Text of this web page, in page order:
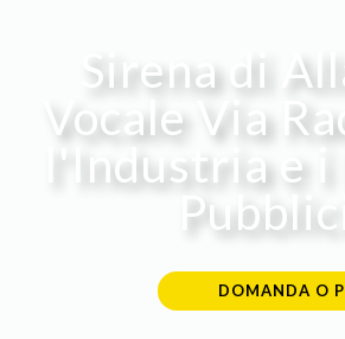
Sirena di
Vocale Via
l'Industria e i
DOMANDA O